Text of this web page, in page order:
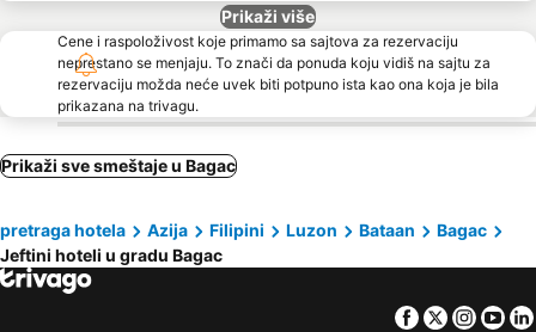
Prikaži više
Cene i raspoloživost koje primamo sa sajtova za rezervaciju
neprestano se menjaju. To znači da ponuda koju vidiš na sajtu za
rezervaciju možda neće uvek biti potpuno ista kao ona koja je bila
prikazana na trivagu.
Prikaži sve smeštaje u Bagac
pretraga hotela Azija Filipini Luzon Bataan
Bagac
Jeftini hoteli u gradu Bagac
Facebook
Twitter